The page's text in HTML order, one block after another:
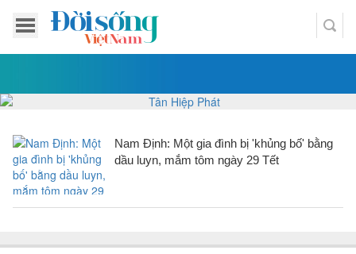
Nam Định: Một gia đình bị 'khủng bố' bằng
dầu luyn, mắm tôm ngày 29 Tết